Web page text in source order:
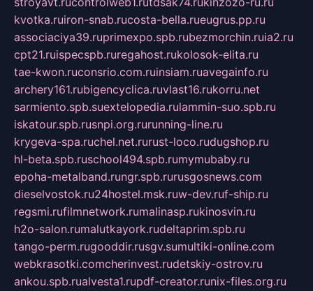
kvotka.ruiron-snab.rucosta-bella.rueugrus.pp.ru
associaciya39.ruprimexpo.spb.rubezmorchin.ruia2.ru
cpt21.ruispecspb.ruregahost.rukolosok-elita.ru
tae-kwon.ruconsrio.com.ruinsiam.ruavegainfo.ru
archery161.rubigencyclica.ruvlast16.rukorru.net
sarmiento.spb.suextelopedia.rulammin-suo.spb.ru
iskatour.spb.rusnpi.org.rurunning-line.ru
krygeva-spa.ruchel.net.rurust-loco.rudugshop.ru
hl-beta.spb.ruschool494.spb.rumymubaby.ru
epoha-metalband.rungr.spb.rurusgosnews.com
dieselvostok.ru24hostel.msk.ruw-dev.ruf-ship.ru
regsmi.rufilmnetwork.rumalinasp.rukinosvin.ru
h2o-salon.rumalutkayork.rudeltaprim.spb.ru
tango-perm.rugooddir.rusgv.sumultiki-online.com
webkrasotki.comcherinvest.rudetskiy-ostrov.ru
ankou.spb.rualvesta1.rupdf-creator.runix-files.org.ru